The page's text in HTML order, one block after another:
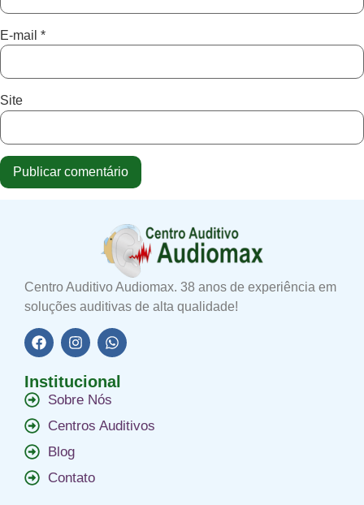
E-mail *
Site
Centro Auditivo Audiomax. 38 anos de experiência em
soluções auditivas de alta qualidade!
Institucional
Sobre Nós
Centros Auditivos
Blog
Contato